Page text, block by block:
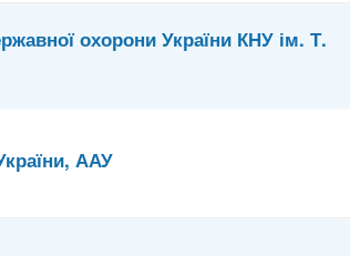
охорони України КНУ ім. Т.
ААУ